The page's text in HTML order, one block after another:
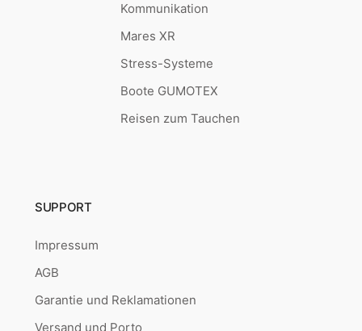
Kommunikation
Mares XR
Stress-Systeme
Boote GUMOTEX
Reisen zum Tauchen
SUPPORT
Impressum
AGB
Garantie und Reklamationen
Versand und Porto